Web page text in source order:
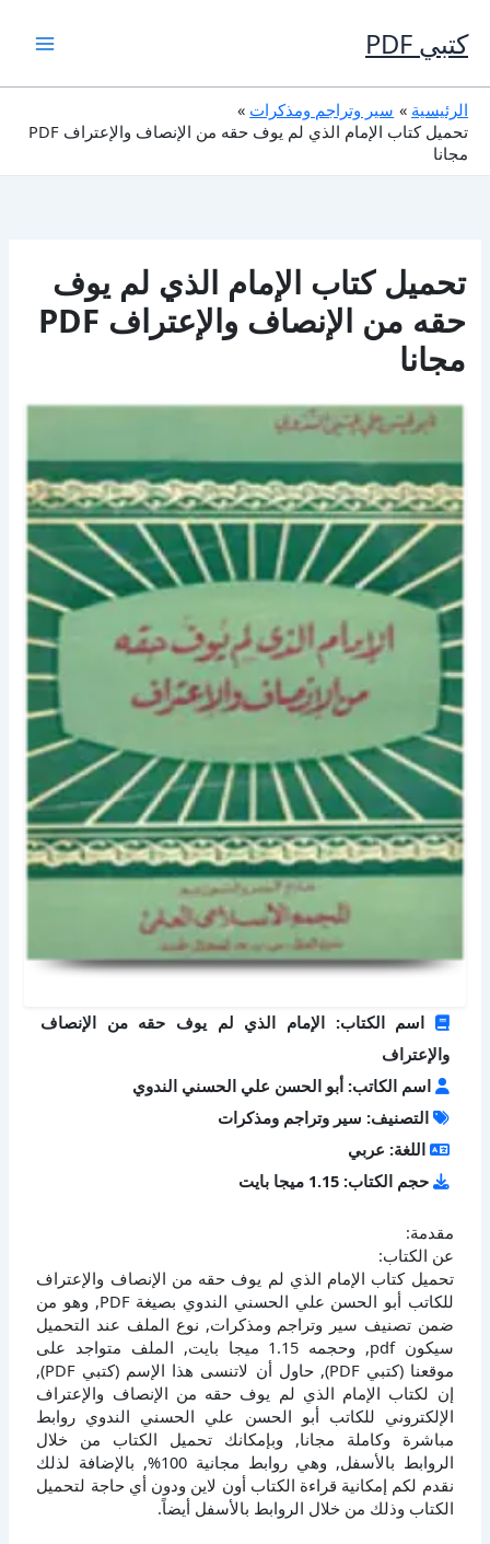
إلى
المحتوى
كتبي PDF
الرئيسية
سير وتراجم ومذكرات
تحميل كتاب الإمام الذي لم يوف حقه من الإنصاف والإعتراف PDF
مجانا
تحميل كتاب الإمام الذي لم يوف
حقه من الإنصاف والإعتراف PDF
مجانا
اسم الكتاب: الإمام الذي لم يوف حقه من الإنصاف
والإعتراف
اسم الكاتب: أبو الحسن علي الحسني الندوي
التصنيف: سير وتراجم ومذكرات
اللغة: عربي
حجم الكتاب: 1.15 ميجا بايت
مقدمة:
عن الكتاب:
تحميل كتاب الإمام الذي لم يوف حقه من الإنصاف والإعتراف
للكاتب أبو الحسن علي الحسني الندوي بصيغة PDF, وهو من
ضمن تصنيف سير وتراجم ومذكرات, نوع الملف عند التحميل
سيكون pdf, وحجمه 1.15 ميجا بايت, الملف متواجد على
موقعنا (كتبي PDF), حاول أن لاتنسى هذا الإسم (كتبي PDF),
إن لكتاب الإمام الذي لم يوف حقه من الإنصاف والإعتراف
الإلكتروني للكاتب أبو الحسن علي الحسني الندوي روابط
مباشرة وكاملة مجانا, وبإمكانك تحميل الكتاب من خلال
الروابط بالأسفل, وهي روابط مجانية 100%, بالإضافة لذلك
نقدم لكم إمكانية قراءة الكتاب أون لاين ودون أي حاجة لتحميل
الكتاب وذلك من خلال الروابط بالأسفل أيضاً.